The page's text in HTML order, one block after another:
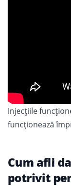
Injecțiile
funcționează
Cum afli
potrivit